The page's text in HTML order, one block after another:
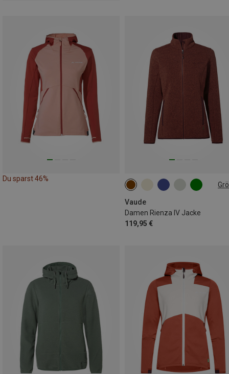
Du sparst 46%
Vaude
Damen Rienza IV Jacke
119,95 €